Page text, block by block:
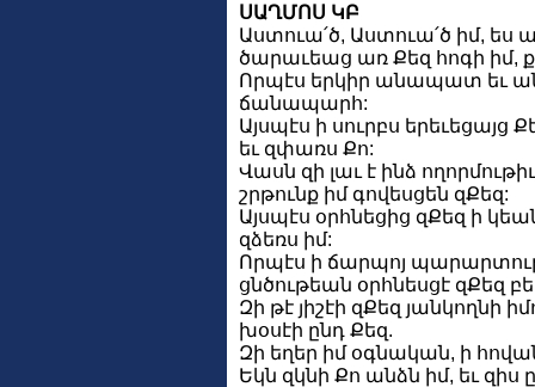
ՍԱՂՄՈՍ ԿԲ
Աստուա՛ծ, Աստուա՛ծ իմ,
ծարաւեաց առ Քեզ հոգի իմ,
Որպէս երկիր անապատ եւ
ճանապարհ:
Այսպէս ի սուրբս երեւեցայց
եւ զփառս Քո:
Վասն զի լաւ է ինձ
շրթունք իմ գովեսցեն զՔեզ:
Այսպէս օրհնեցից զՔեզ ի
զձեռս իմ:
Որպէս ի ճարպոյ
ցնծութեան օրհնեսցէ զՔեզ
Զի թէ յիշէի զՔեզ յանկողնի
խօսէի ընդ Քեզ.
Զի եղեր իմ օգնական, ի
Եկն զկնի Քո անձն իմ, եւ